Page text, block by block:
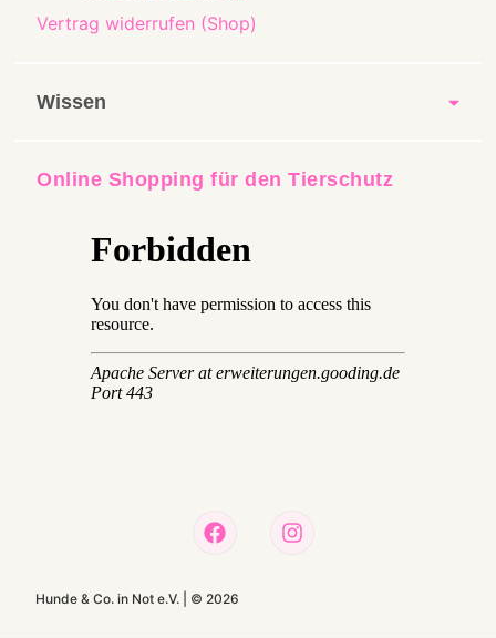
Vertrag widerrufen (Shop)
Wissen
Online Shopping für den Tierschutz
Hunde & Co. in Not e.V. | ©2026